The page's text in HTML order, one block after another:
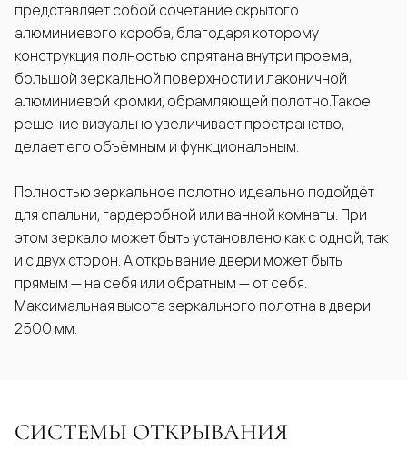
представляет собой сочетание скрытого
алюминиевого короба, благодаря которому
конструкция полностью спрятана внутри проема,
большой зеркальной поверхности и лаконичной
алюминиевой кромки, обрамляющей полотно.Такое
решение визуально увеличивает пространство,
делает его объёмным и функциональным.
Полностью зеркальное полотно идеально подойдёт
для спальни, гардеробной или ванной комнаты. При
этом зеркало может быть установлено как с одной, так
и с двух сторон. А открывание двери может быть
прямым — на себя или обратным — от себя.
Максимальная высота зеркального полотна в двери
2500 мм.
СИСТЕМЫ ОТКРЫВАНИЯ